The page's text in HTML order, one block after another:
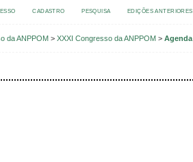
CADASTRO PESQUISA EDIÇÕES ANTERIORES
da ANPPOM >XXXI Congresso da ANPPOM >Agenda